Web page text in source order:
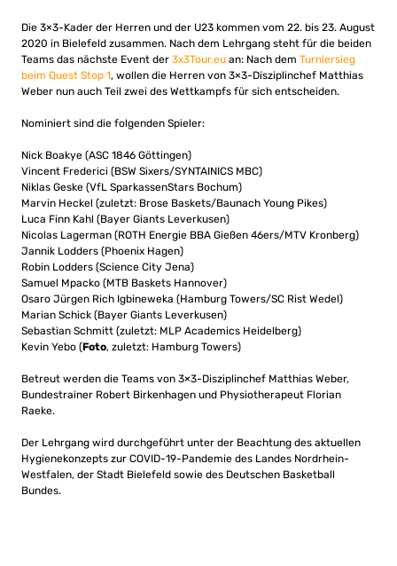
Die 3×3-Kader der Herren und der U23 kommen vom 22. bis 23. August
2020 in Bielefeld zusammen. Nach dem Lehrgang steht für die beiden
Teams das nächste Event der 3x3Tour.eu an: Nach dem Turniersieg
beim Quest Stop 1, wollen die Herren von 3×3-Disziplinchef Matthias
Weber nun auch Teil zwei des Wettkampfs für sich entscheiden.
Nominiert sind die folgenden Spieler:
Nick Boakye (ASC 1846 Göttingen)
Vincent Frederici (BSW Sixers/SYNTAINICS MBC)
Niklas Geske (VfL SparkassenStars Bochum)
Marvin Heckel (zuletzt: Brose Baskets/Baunach Young Pikes)
Luca Finn Kahl (Bayer Giants Leverkusen)
Nicolas Lagerman (ROTH Energie BBA Gießen 46ers/MTV Kronberg)
Jannik Lodders (Phoenix Hagen)
Robin Lodders (Science City Jena)
Samuel Mpacko (MTB Baskets Hannover)
Osaro Jürgen Rich Igbineweka (Hamburg Towers/SC Rist Wedel)
Marian Schick (Bayer Giants Leverkusen)
Sebastian Schmitt (zuletzt: MLP Academics Heidelberg)
Kevin Yebo (Foto, zuletzt: Hamburg Towers)
Betreut werden die Teams von 3×3-Disziplinchef Matthias Weber,
Bundestrainer Robert Birkenhagen und Physiotherapeut Florian
Raeke.
Der Lehrgang wird durchgeführt unter der Beachtung des aktuellen
Hygienekonzepts zur COVID-19-Pandemie des Landes Nordrhein-
Westfalen, der Stadt Bielefeld sowie des Deutschen Basketball
Bundes.